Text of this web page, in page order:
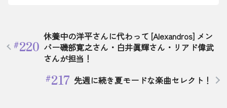
220
休養中の洋平さんに代わって [Alexandros] メン
バー磯部寛之さん・白井眞輝さん・リアド偉武
さんが担当！
217 先週に続き夏モードな楽曲セレクト！